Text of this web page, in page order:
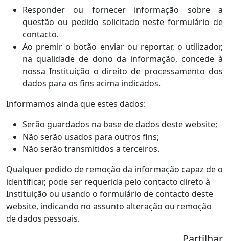
Responder ou fornecer informação sobre a
questão ou pedido solicitado neste formulário de
contacto.
Ao premir o botão enviar ou reportar, o utilizador,
na qualidade de dono da informação, concede à
nossa Instituição o direito de processamento dos
dados para os fins acima indicados.
Informamos ainda que estes dados:
Serão guardados na base de dados deste website;
Não serão usados para outros fins;
Não serão transmitidos a terceiros.
Qualquer pedido de remoção da informação capaz de o
identificar, pode ser requerida pelo contacto direto à
Instituição ou usando o formulário de contacto deste
website, indicando no assunto alteração ou remoção
de dados pessoais.